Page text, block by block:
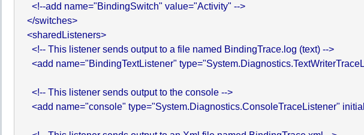
      <!--add name="BindingSwitch" value="Activity" -->
    </switches>
    <sharedListeners>
      <!-- This listener sends output to a file named BindingTrace.log (text) -->
<add name="BindingTextListener"
      <!-- This listener sends output to the console -->
<add name="console" type="System.Diagnostics.ConsoleTraceListener"